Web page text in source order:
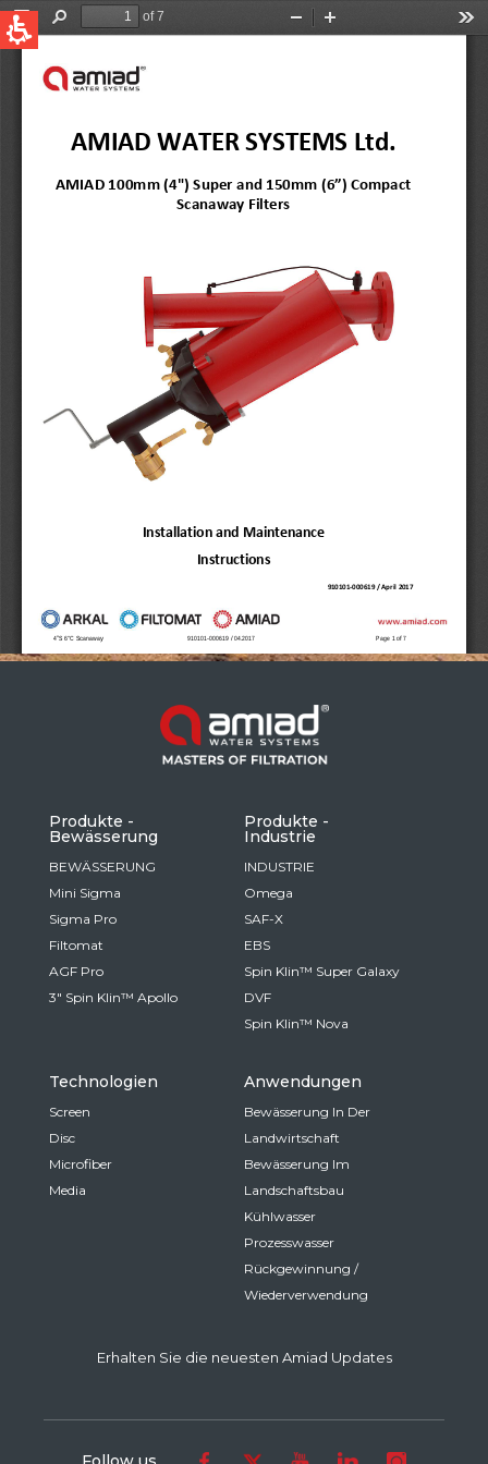
QUICK LINKS
Global
English
English
Australia
English
Spain & LATAM
Spanish
Russian
French
German
Israel
Hebrew
Chinese
Based on your current location, we recommend
this Amiad website for you
North America- English
Produkte -
Bewässerung
BEWÄSSERUNG
Mini Sigma
Sigma Pro
Filtomat
AGF Pro
3" Spin Klin™ Apollo
Produkte -
Industrie
INDUSTRIE
Omega
SAF-X
EBS
Spin Klin™ Super Galaxy
DVF
Spin Klin™ Nova
Technologien
Screen
Disc
Microfiber
Media
Anwendungen
Bewässerung In Der
Landwirtschaft
Bewässerung Im
Landschaftsbau
Kühlwasser
Prozesswasser
Rückgewinnung /
Wiederverwendung
Erhalten Sie die neuesten Amiad Updates